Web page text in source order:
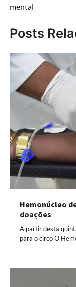
mental
Posts
Hemonúcleo
doações
A partir desta
para o circo O